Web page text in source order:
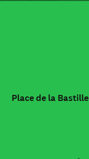
Place de la Bastille